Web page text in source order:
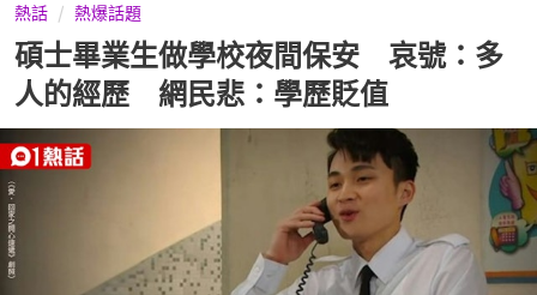
熱話 熱爆話題
碩士畢業生做學校夜間保安 哀號：多
人的經歷 網民悲：學歷貶值